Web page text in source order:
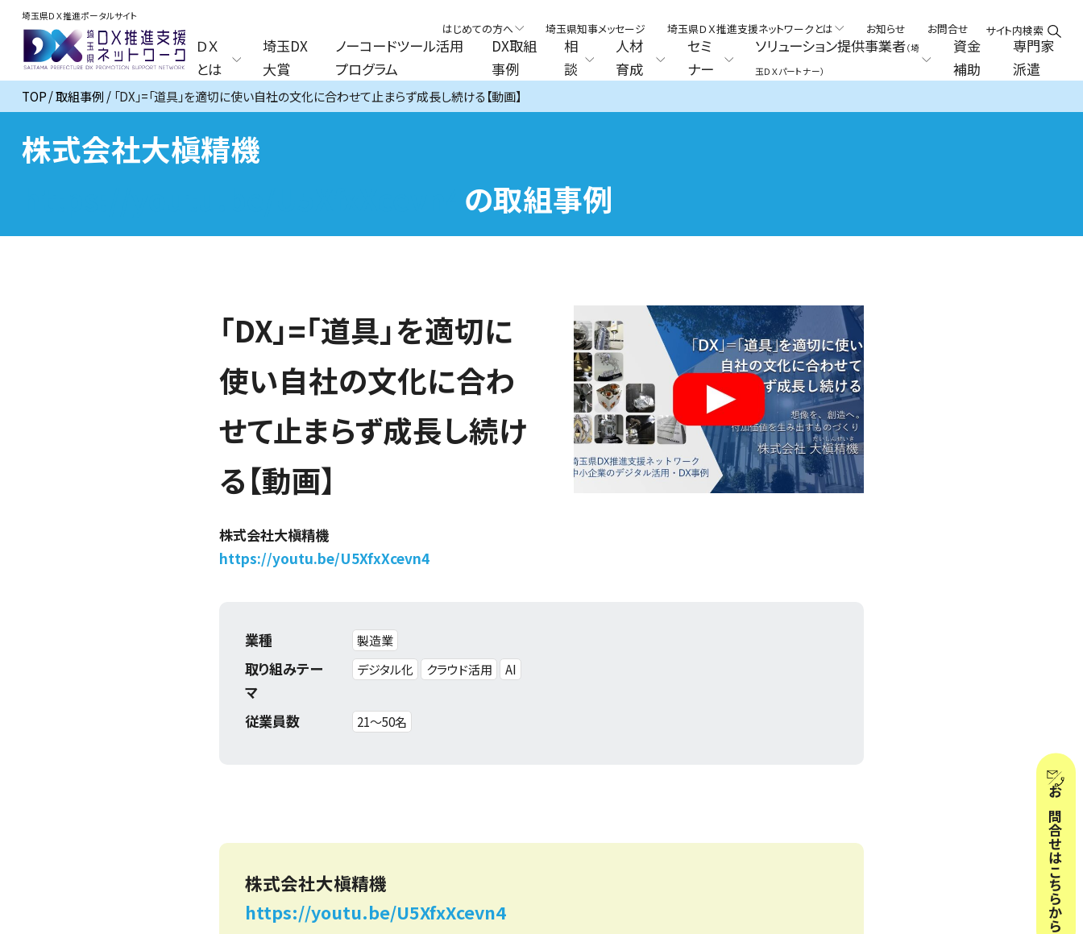
埼玉県ＤＸ推進ポータルサイト
ＤＸ
とは
埼玉DX
大賞
ノーコードツール活用
プログラム
DX取組
事例
相
談
人材
育成
セミ
ナー
ソリューション提供事業者（埼
玉ＤＸパートナー）
資金
補助
専門家
派遣
はじめての方へ 埼玉県知事メッセージ 埼玉県ＤＸ推進支援ネットワークとは お知らせ お問合せ サイト内検索
お問合せはこちらから
TOP 取組事例 「DX」=「道具」を適切に使い自社の文化に合わせて止まらず成長し続ける【動画】
株式会社大槇精機
の取組事例
「DX」=「道具」を適切に
使い自社の文化に合わ
せて止まらず成長し続け
る【動画】
株式会社大槇精機
https://youtu.be/U5XfxXcevn4
業種 製造業
取り組みテー
マ
デジタル化 クラウド活用 AI
従業員数 21〜50名
株式会社大槇精機
https://youtu.be/U5XfxXcevn4